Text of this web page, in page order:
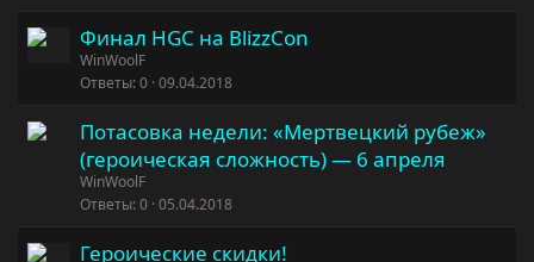
Финал HGC на BlizzCon
WinWoolF
Ответы 0 09.04.2018
Потасовка недели: «Мертвецкий рубеж»
(героическая сложность) — 6 апреля
WinWoolF
Ответы 0 05.04.2018
Героические скидки!